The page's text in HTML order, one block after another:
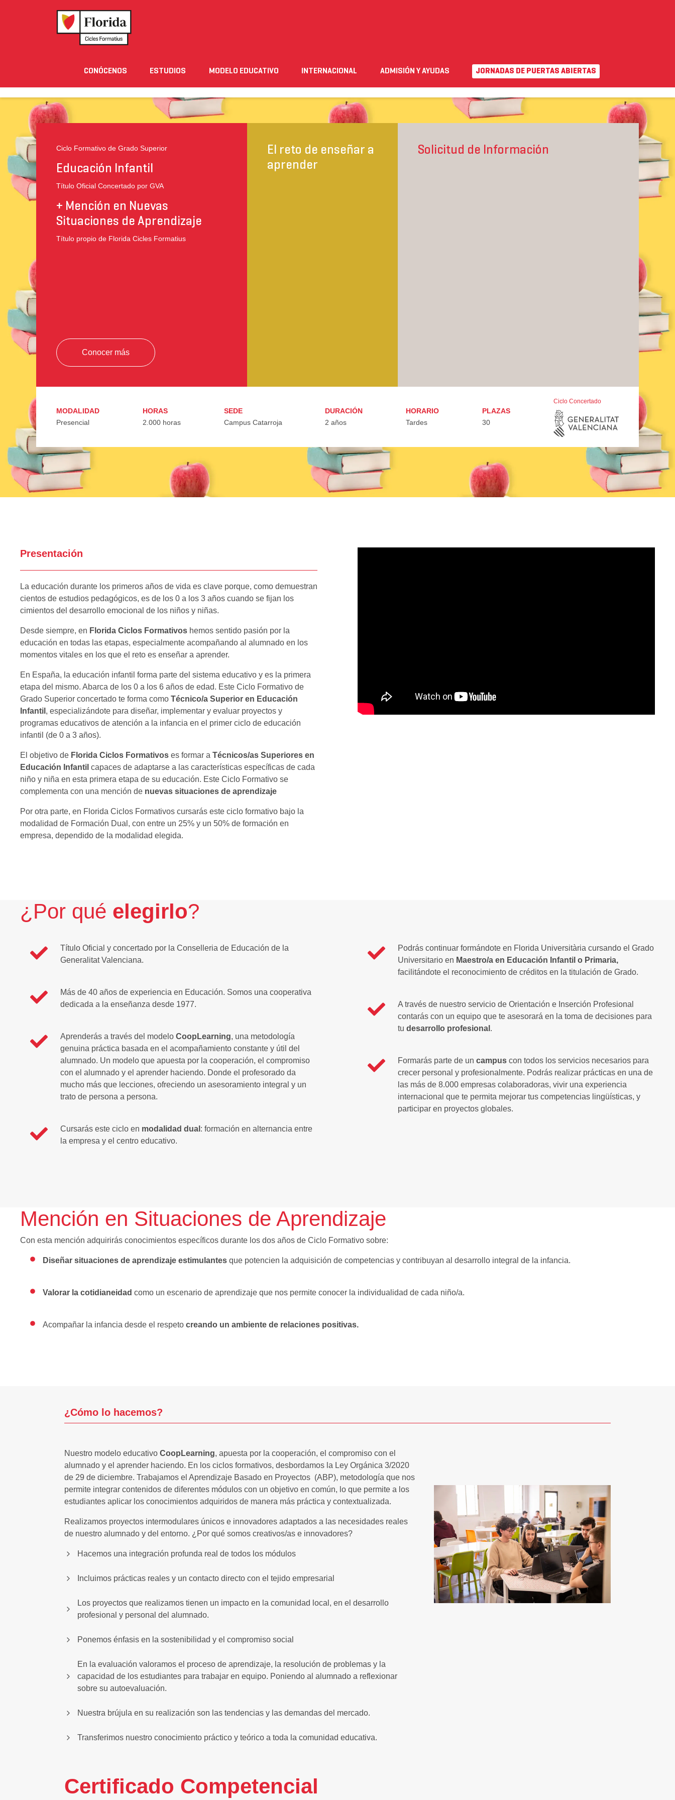
Noticias Eventos Blog Solicita Información Empleo Estudiante Futuro alumnado Necesito ayuda Campus virtual EN|VA
CONÓCENOS ESTUDIOS MODELO EDUCATIVO INTERNACIONAL ADMISIÓN Y AYUDAS JORNADAS DE PUERTAS ABIERTAS
Ciclo Formativo de Grado Superior
Educación Infantil
Título Oficial Concertado por GVA
+ Mención en Nuevas
Situaciones de Aprendizaje
Título propio de Florida Cicles Formatius
Conocer más
El reto de enseñar a
aprender
Solicitud de Información
MODALIDAD
Presencial
HORAS
2.000 horas
SEDE
Campus Catarroja
DURACIÓN
2 años
HORARIO
Tardes
PLAZAS
30
Ciclo Concertado
Presentación
La educación durante los primeros años de vida es clave porque, como demuestran
cientos de estudios pedagógicos, es de los 0 a los 3 años cuando se fijan los
cimientos del desarrollo emocional de los niños y niñas.
Desde siempre, en Florida Ciclos Formativos hemos sentido pasión por la
educación en todas las etapas, especialmente acompañando al alumnado en los
momentos vitales en los que el reto es enseñar a aprender.
En España, la educación infantil forma parte del sistema educativo y es la primera
etapa del mismo. Abarca de los 0 a los 6 años de edad. Este Ciclo Formativo de
Grado Superior concertado te forma como Técnico/a Superior en Educación
Infantil , especializándote para diseñar, implementar y evaluar proyectos y
programas educativos de atención a la infancia en el primer ciclo de educación
infantil (de 0 a 3 años).
El objetivo de Florida Ciclos Formativos es formar a Técnicos/as Superiores en
Educación Infantil capaces de adaptarse a las características específicas de cada
niño y niña en esta primera etapa de su educación. Este Ciclo Formativo se
complementa con una mención de nuevas situaciones de aprendizaje
Por otra parte, en Florida Ciclos Formativos cursarás este ciclo formativo bajo la
modalidad de Formación Dual, con entre un 25% y un 50% de formación en
empresa, dependido de la modalidad elegida.
¿Por qué elegirlo?
Título Oficial y concertado por la Conselleria de Educación de la
Generalitat Valenciana.
Más de 40 años de experiencia en Educación. Somos una cooperativa
dedicada a la enseñanza desde 1977.
Aprenderás a través del modelo CoopLearning, una metodología
genuina práctica basada en el acompañamiento constante y útil del
alumnado. Un modelo que apuesta por la cooperación, el compromiso
con el alumnado y el aprender haciendo. Donde el profesorado da
mucho más que lecciones, ofreciendo un asesoramiento integral y un
trato de persona a persona.
Cursarás este ciclo en modalidad dual : formación en alternancia entre
la empresa y el centro educativo.
Podrás continuar formándote en Florida Universitària cursando el Grado
Universitario en Maestro/a en Educación Infantil o Primaria,
facilitándote el reconocimiento de créditos en la titulación de Grado.
A través de nuestro servicio de Orientación e Inserción Profesional
contarás con un equipo que te asesorará en la toma de decisiones para
tu desarrollo profesional .
Formarás parte de un campus con todos los servicios necesarios para
crecer personal y profesionalmente. Podrás realizar prácticas en una de
las más de 8.000 empresas colaboradoras, vivir una experiencia
internacional que te permita mejorar tus competencias lingüísticas, y
participar en proyectos globales.
Mención en Situaciones de Aprendizaje
Con esta mención adquirirás conocimientos específicos durante los dos años de Ciclo Formativo sobre:
Diseñar situaciones de aprendizaje estimulantes que potencien la adquisición de competencias y contribuyan al desarrollo integral de la infancia.
Valorar la cotidianeidad como un escenario de aprendizaje que nos permite conocer la individualidad de cada niño/a.
Acompañar la infancia desde el respeto creando un ambiente de relaciones positivas.
¿Cómo lo hacemos?
Nuestro modelo educativo CoopLearning, apuesta por la cooperación, el compromiso con el
alumnado y el aprender haciendo. En los ciclos formativos, desbordamos la Ley Orgánica 3/2020
de 29 de diciembre. Trabajamos el Aprendizaje Basado en Proyectos (ABP), metodología que nos
permite integrar contenidos de diferentes módulos con un objetivo en común, lo que permite a los
estudiantes aplicar los conocimientos adquiridos de manera más práctica y contextualizada.
Realizamos proyectos intermodulares únicos e innovadores adaptados a las necesidades reales
de nuestro alumnado y del entorno. ¿Por qué somos creativos/as e innovadores?
Hacemos una integración profunda real de todos los módulos
Incluimos prácticas reales y un contacto directo con el tejido empresarial
Los proyectos que realizamos tienen un impacto en la comunidad local, en el desarrollo
profesional y personal del alumnado.
Ponemos énfasis en la sostenibilidad y el compromiso social
En la evaluación valoramos el proceso de aprendizaje, la resolución de problemas y la
capacidad de los estudiantes para trabajar en equipo. Poniendo al alumnado a reflexionar
sobre su autoevaluación.
Nuestra brújula en su realización son las tendencias y las demandas del mercado.
Transferimos nuestro conocimiento práctico y teórico a toda la comunidad educativa.
Certificado Competencial